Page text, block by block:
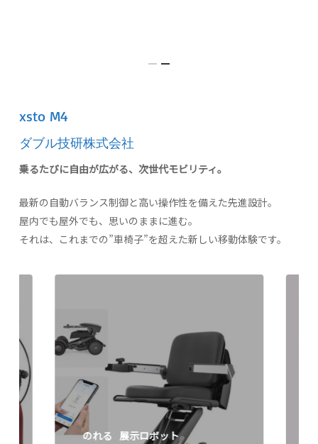
xsto M4
ダブル技研株式会社
乗るたびに自由が広がる、次世代モビリティ。
最新の自動バランス制御と高い操作性を備えた先進設計。
屋内でも屋外でも、思いのままに進む。
それは、これまでの”車椅子”を超えた新しい移動体験です。
のれる 展示ロボット